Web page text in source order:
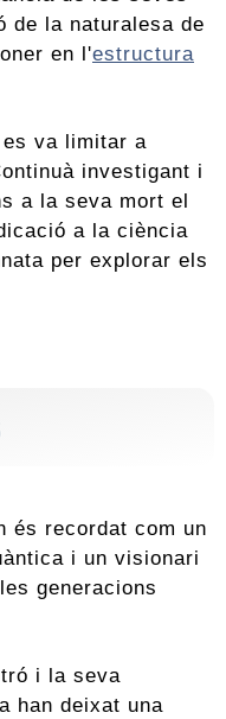
de la naturalesa de
en l'estructura
va limitar a
investigant i
a la seva mort el
a la ciència
per explorar els
és recordat com un
i un visionari
generacions
i la seva
han deixat una